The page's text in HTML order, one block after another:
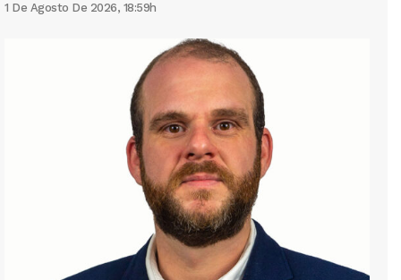
1 De Agosto De 2026, 18:59h